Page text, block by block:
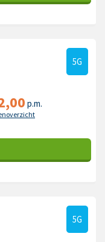
5G
p.m.
5G